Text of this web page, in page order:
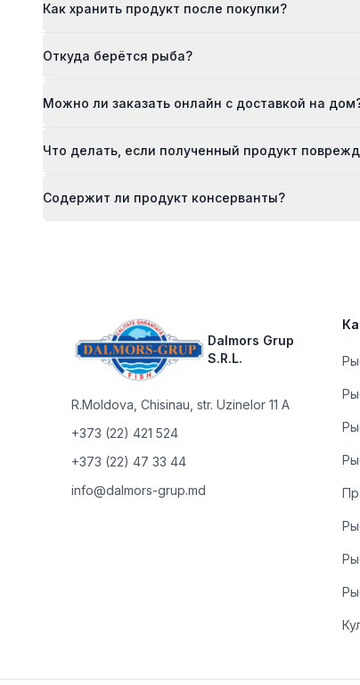
Как хранить продукт после покупки?
Откуда берётся рыба?
Можно ли заказать онлайн с доставкой на
Что делать, если полученный продукт
Содержит ли продукт консерванты?
Dalmors Grup
S.R.L.
R.Moldova Chisinau, str. Uzinelor 11 A
+373 (22) 421 524
+373 (22) 47 33 44
info@dalmors-grup.md